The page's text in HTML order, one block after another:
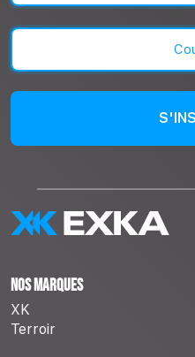
Nos marques
XK
Terroir